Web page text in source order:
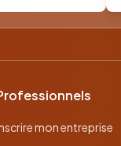
mon entreprise